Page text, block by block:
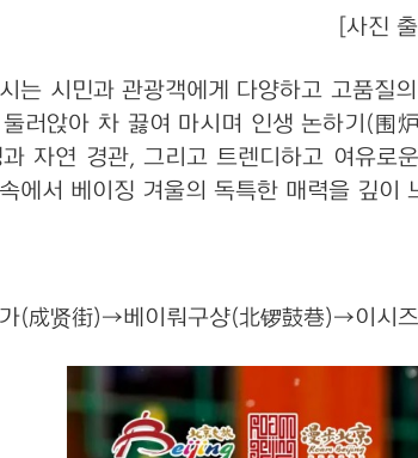
[사진
는 시민과 관광객에게 다양하고 고품질
러앉아 차 끓여 마시며 인생 논하기(围
자연 경관, 그리고 트렌디하고 여유
에서 베이징 겨울의 독특한 매력을 깊이
(成贤街)→베이뤄구샹(北锣鼓巷)→이시